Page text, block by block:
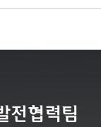
전협력팀